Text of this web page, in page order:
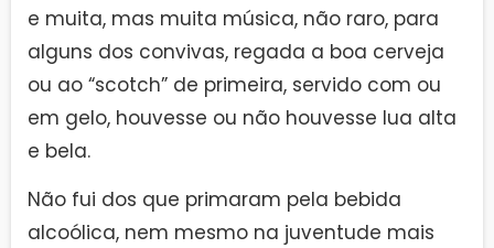
e muita, mas muita música, não raro, para
alguns dos convivas, regada a boa cerveja
ou ao “scotch” de primeira, servido com ou
em gelo, houvesse ou não houvesse lua alta
e bela.
Não fui dos que primaram pela bebida
alcoólica, nem mesmo na juventude mais